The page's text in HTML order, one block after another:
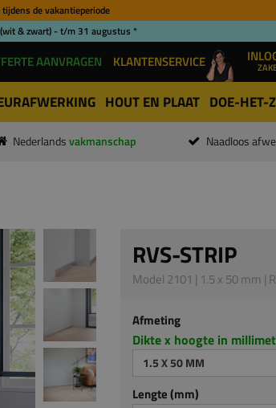
de vakantieperiode
& zwart) - t/m 31 augustus *
AANVRAGEN KLANTENSERVICE
HOUT EN PLAAT DOE-HET-
Nederlands vakmanschap Naadloos
RVS-STRIP
Model 2101 | 1.5 x 50 mm |
Afmeting
Dikte x hoogte in
1.5 X 50 MM
Lengte (mm)